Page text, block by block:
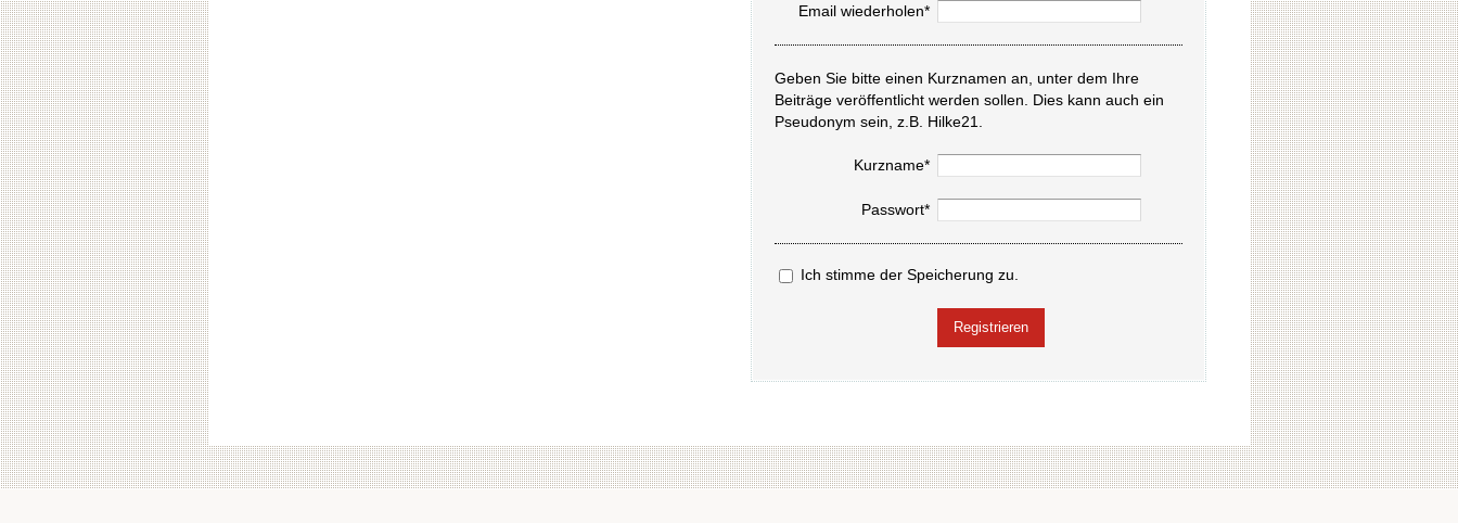
Email wiederholen*
Geben Sie bitte einen Kurznamen an, unter dem Ihre
Beiträge veröffentlicht werden sollen. Dies kann auch ein
Pseudonym sein, z.B. Hilke21.
Kurzname*
Passwort*
Ich stimme der Speicherung zu.